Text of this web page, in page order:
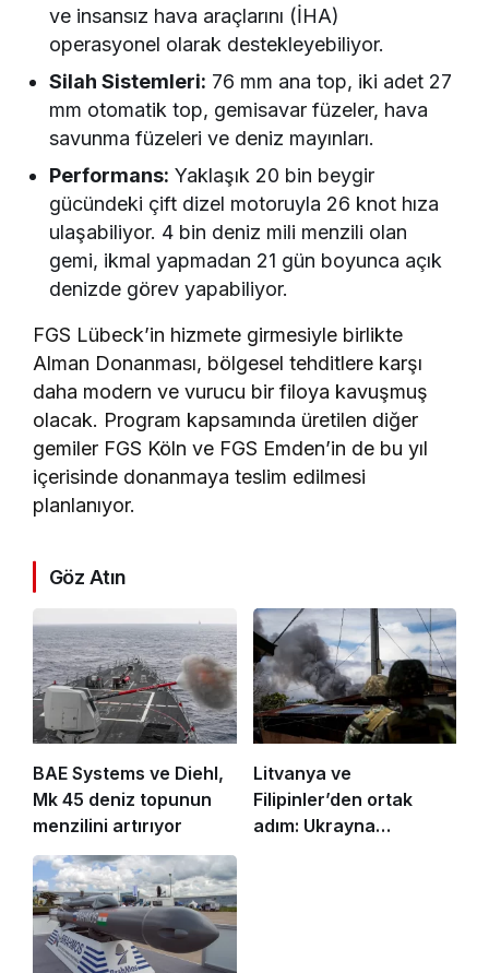
ve insansız hava araçlarını (İHA)
operasyonel olarak destekleyebiliyor.
Silah Sistemleri: 76 mm ana top, iki adet 27
mm otomatik top, gemisavar füzeler, hava
savunma füzeleri ve deniz mayınları.
Performans: Yaklaşık 20 bin beygir
gücündeki çift dizel motoruyla 26 knot hıza
ulaşabiliyor. 4 bin deniz mili menzili olan
gemi, ikmal yapmadan 21 gün boyunca açık
denizde görev yapabiliyor.
FGS Lübeck’in hizmete girmesiyle birlikte
Alman Donanması, bölgesel tehditlere karşı
daha modern ve vurucu bir filoya kavuşmuş
olacak. Program kapsamında üretilen diğer
gemiler FGS Köln ve FGS Emden’in de bu yıl
içerisinde donanmaya teslim edilmesi
planlanıyor.
Göz Atın
BAE Systems ve Diehl,
Mk 45 deniz topunun
menzilini artırıyor
Litvanya ve
Filipinler’den ortak
adım: Ukrayna